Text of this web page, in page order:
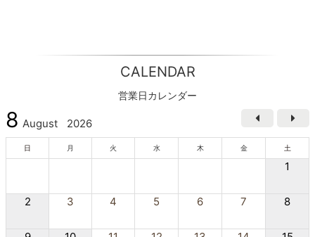
CALENDAR
営業日カレンダー
8 August 2026
日 月 火 水 木 金 土
1
2 3 4 5 6 7 8